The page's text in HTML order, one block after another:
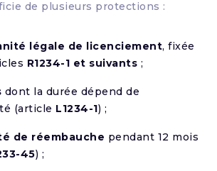
de plusieurs protections :
légale de licenciement, fixée
R1234-1 et suivants ;
dont la durée dépend de
(article L1234-1) ;
de réembauche pendant 12 mois
45) ;